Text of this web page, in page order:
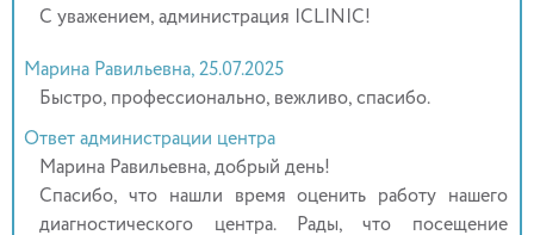
С уважением, администрация ICLINIC!
Марина Равильевна, 25.07.2025
Быстро, профессионально, вежливо, спасибо.
Ответ администрации центра
Марина Равильевна, добрый день!
Спасибо, что нашли время оценить работу нашего
диагностического центра. Рады, что посещение